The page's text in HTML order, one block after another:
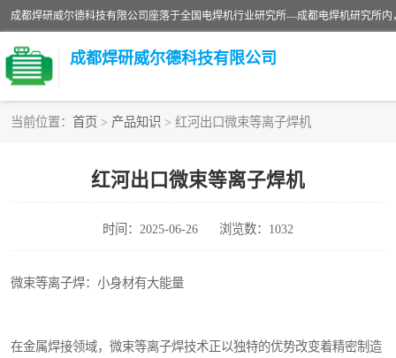
成都焊研威尔德科技有限公司
当前位置： 首页 > 产品知识 > 红河出口微束等离子焊机
红河出口微束等离子焊机
时间：2025-06-26 浏览数：1032
微束等离子焊：小身材有大能量
在金属焊接领域，微束等离子焊技术正以独特的优势改变着精密制造
CO2气保焊机